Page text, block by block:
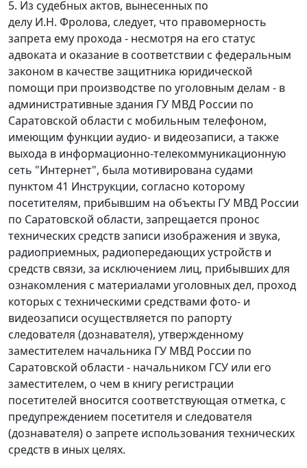
5. Из судебных актов, вынесенных по
делу И.Н. Фролова, следует, что правомерность
запрета ему прохода - несмотря на его статус
адвоката и оказание в соответствии с федеральным
законом в качестве защитника юридической
помощи при производстве по уголовным делам - в
административные здания ГУ МВД России по
Саратовской области с мобильным телефоном,
имеющим функции аудио- и видеозаписи, а также
выхода в информационно-телекоммуникационную
сеть "Интернет", была мотивирована судами
пунктом 41 Инструкции, согласно которому
посетителям, прибывшим на объекты ГУ МВД России
по Саратовской области, запрещается пронос
технических средств записи изображения и звука,
радиоприемных, радиопередающих устройств и
средств связи, за исключением лиц, прибывших для
ознакомления с материалами уголовных дел, проход
которых с техническими средствами фото- и
видеозаписи осуществляется по рапорту
следователя (дознавателя), утвержденному
заместителем начальника ГУ МВД России по
Саратовской области - начальником ГСУ или его
заместителем, о чем в книгу регистрации
посетителей вносится соответствующая отметка, с
предупреждением посетителя и следователя
(дознавателя) о запрете использования технических
средств в иных целях.